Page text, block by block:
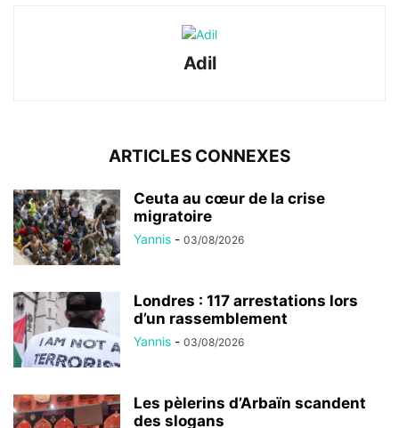
Adil
ARTICLES CONNEXES
Ceuta au cœur de la crise
migratoire
Yannis - 03/08/2026
Londres : 117 arrestations lors
d’un rassemblement
Yannis - 03/08/2026
Les pèlerins d’Arbaïn scandent
des slogans